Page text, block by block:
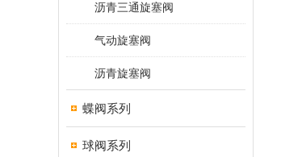
沥青三通旋塞阀
气动旋塞阀
沥青旋塞阀
蝶阀系列
球阀系列